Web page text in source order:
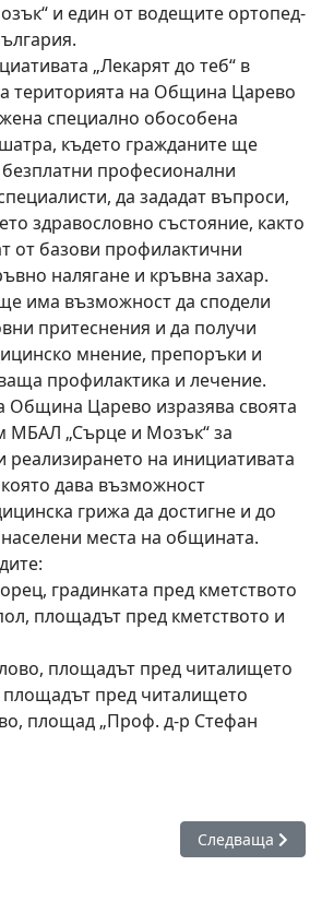
и един от водещите ортопед-
„Лекарят до теб“ в
територията на Община Царево
специално обособена
където гражданите ще
професионални
да зададат въпроси,
здравословно състояние, както
от базови профилактични
налягане и кръвна захар.
има възможност да сподели
притеснения и да получи
мнение, препоръки и
профилактика и лечение.
Община Царево изразява своята
МБАЛ „Сърце и Мозък“ за
реализирането на инициативата
която дава възможност
грижа да достигне и до
места на общината.
градинката пред кметството
площадът пред кметството и
площадът пред читалището
площадът пред читалището
площад „Проф. д-р Стефан
Царево беше домакин на прожекцията
Следваща
Следваща